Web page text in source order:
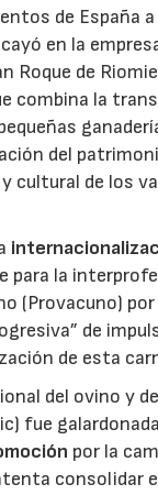
de España a
en la
Roque de
combina la
del
cultural de los
para la
(Provacuno) por
de
de esta
del ovino y
fue
por la
consolidar